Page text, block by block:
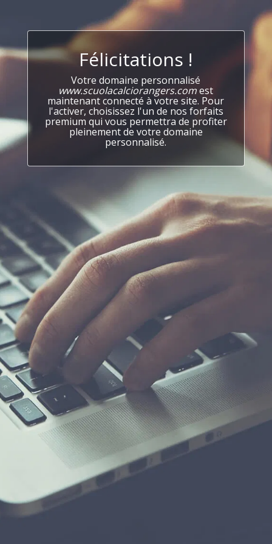
Félicitations !
Votre domaine personnalisé
www.scuolacalciorangers.comest
maintenant connecté à votre site. Pour
l'activer, choisissez l'un de nos forfaits
premium qui vous permettra de profiter
pleinement de votre domaine
personnalisé.